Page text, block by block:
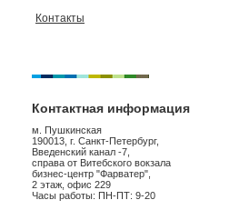
Контакты
Контактная информация
м. Пушкинская
190013, г. Санкт-Петербург,
Введенский канал -7,
справа от Витебского вокзала
бизнес-центр "Фарватер",
2 этаж, офис 229
Часы работы: ПН-ПТ: 9-20